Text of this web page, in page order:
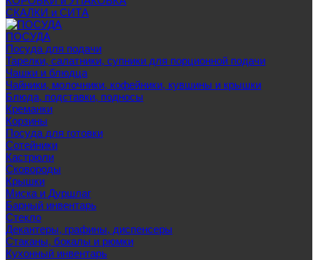
СКАЛКИ и СИТА
ПОСУДА
Посуда для подачи
Тарелки, салатники, супники для порционной подачи
Чашки и блюдца
Чайники, молочники, кофейники, кувшины и крышки
Блюда, подставки, подносы
Креманки
Корзины
Посуда для готовки
Сотейники
Кастрюли
Сковороды
Крышки
Миска и Дуршлаг
Барный инвентарь
Стекло
Декантеры, графины, диспенсеры
Стаканы, бокалы и рюмки
Кухонный инвентарь